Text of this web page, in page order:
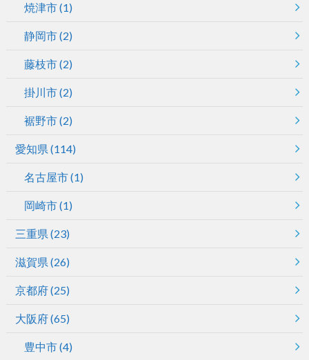
焼津市(1)
静岡市(2)
藤枝市(2)
掛川市(2)
裾野市(2)
愛知県 (114)
名古屋市(1)
岡崎市(1)
三重県 (23)
滋賀県 (26)
京都府(25)
大阪府(65)
豊中市(4)